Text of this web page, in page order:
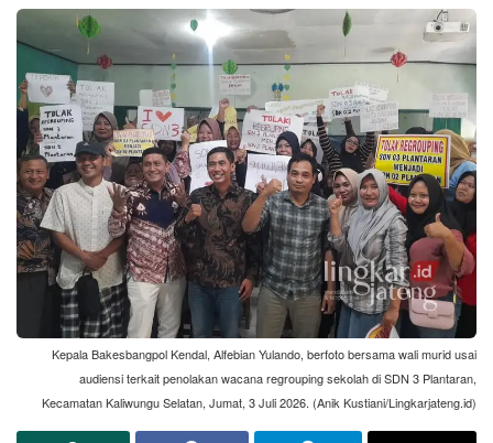
Kepala Bakesbangpol Kendal, Alfebian Yulando, berfoto bersama wali murid usai
audiensi terkait penolakan wacana regrouping sekolah di SDN 3 Plantaran,
Kecamatan Kaliwungu Selatan, Jumat, 3 Juli 2026. (Anik Kustiani/Lingkarjateng.id)